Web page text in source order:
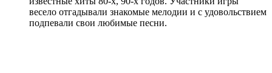
весело отгадывали знакомые мелодии и с удовольствием
подпевали свои любимые песни.